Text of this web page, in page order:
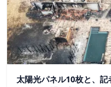
太陽光パネル10枚と、